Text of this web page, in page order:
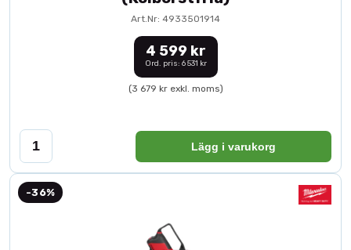
Art.Nr: 4933501914
4 599 kr
Ord. pris: 6 531 kr
(3 679 kr exkl. moms)
Lägg i varukorg
-36%